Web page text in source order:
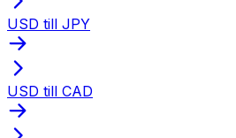
USD till JPY
USD till CAD